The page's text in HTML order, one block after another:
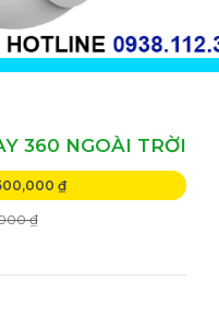
360 NGOÀI TRỜI
₫
₫